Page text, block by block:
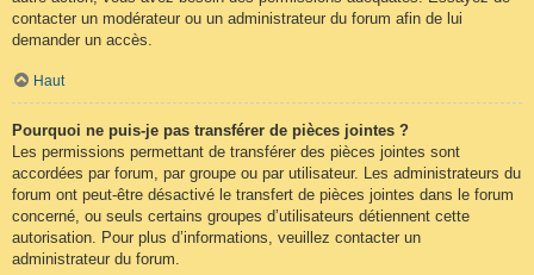
contacter un modérateur ou un administrateur du forum afin de lui
demander un accès.
Haut
Pourquoi ne puis-je pas transférer de pièces jointes ?
Les permissions permettant de transférer des pièces jointes sont
accordées par forum, par groupe ou par utilisateur. Les administrateurs du
forum ont peut-être désactivé le transfert de pièces jointes dans le forum
concerné, ou seuls certains groupes d’utilisateurs détiennent cette
autorisation. Pour plus d’informations, veuillez contacter un
administrateur du forum.